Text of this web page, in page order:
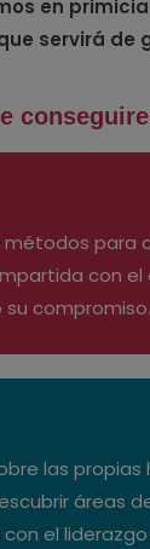
en
que servirá
para
con el
compromiso.
las
áreas
el